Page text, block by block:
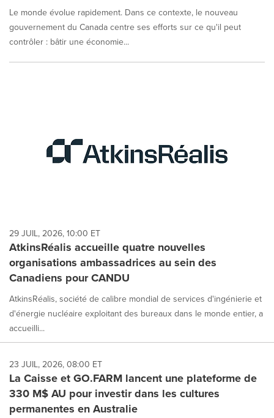
Le monde évolue rapidement. Dans ce contexte, le nouveau
gouvernement du Canada centre ses efforts sur ce qu'il peut
contrôler : bâtir une économie...
29 JUIL, 2026, 10:00 ET
AtkinsRéalis accueille quatre nouvelles
organisations ambassadrices au sein des
Canadiens pour CANDU
AtkinsRéalis, société de calibre mondial de services d'ingénierie et
d'énergie nucléaire exploitant des bureaux dans le monde entier, a
accueilli...
23 JUIL, 2026, 08:00 ET
La Caisse et GO.FARM lancent une plateforme de
330 M$ AU pour investir dans les cultures
permanentes en Australie